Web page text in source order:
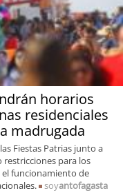
horarios
residenciales
madrugada
Fiestas Patrias junto a
para los
funcionamiento de
soyantofagasta